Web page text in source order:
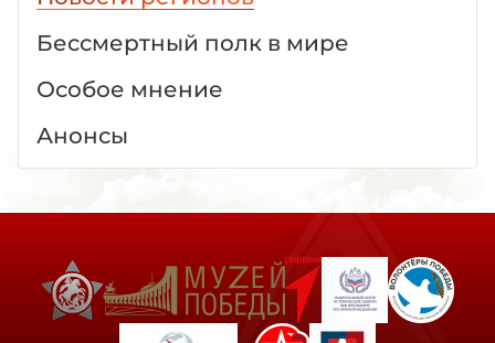
Бессмертный полк в мире
Особое мнение
Анонсы